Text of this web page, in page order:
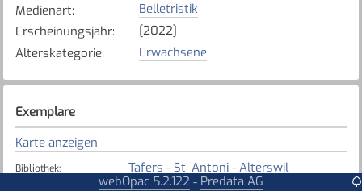
Medienart:
Belletristik
Erscheinungsjahr:
[2022]
Alterskategorie: Erwachsene
Exemplare
Karte anzeigen
Bibliothek: Tafers - St. Antoni - Alterswil
Nicht verfügbar
webOpac 5.2.122 - Predata AG